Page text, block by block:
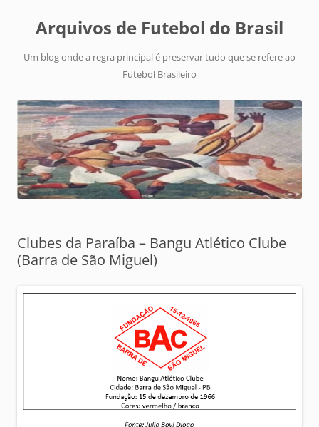
Arquivos de Futebol do Brasil
Um blog onde a regra principal é preservar tudo que se refere ao
Futebol Brasileiro
Clubes da Paraíba – Bangu Atlético Clube
(Barra de São Miguel)